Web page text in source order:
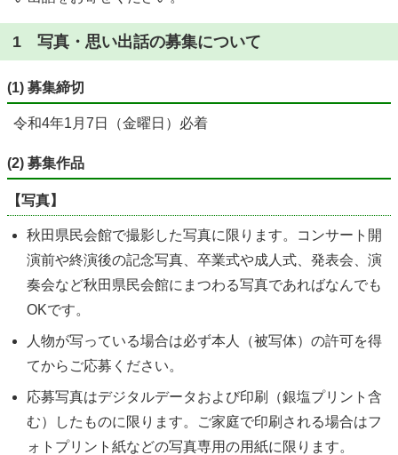
1 写真・思い出話の募集について
(1) 募集締切
令和4年1月7日（金曜日）必着
(2) 募集作品
【写真】
秋田県民会館で撮影した写真に限ります。コンサート開
演前や終演後の記念写真、卒業式や成人式、発表会、演
奏会など秋田県民会館にまつわる写真であればなんでも
OKです。
人物が写っている場合は必ず本人（被写体）の許可を得
てからご応募ください。
応募写真はデジタルデータおよび印刷（銀塩プリント含
む）したものに限ります。ご家庭で印刷される場合はフ
ォトプリント紙などの写真専用の用紙に限ります。